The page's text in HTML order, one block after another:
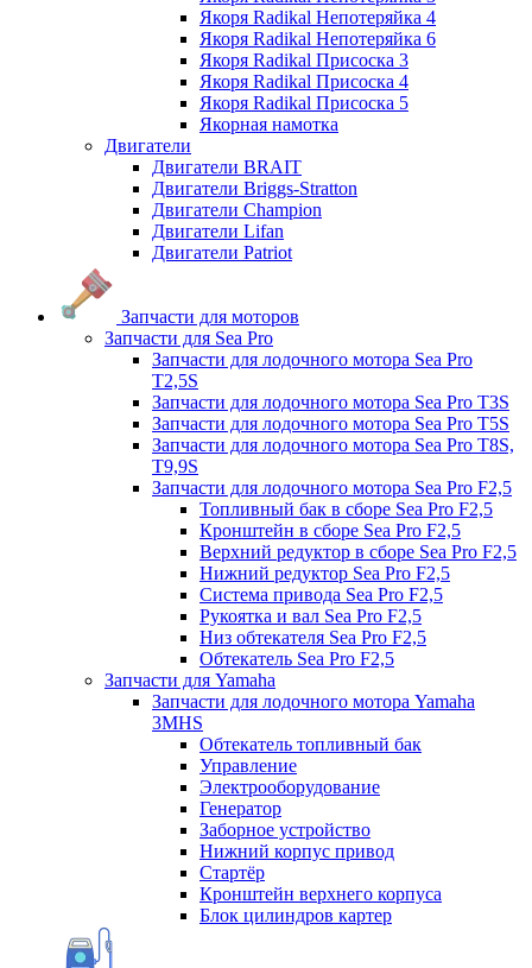
Якоря Radikal Непотеряйка 4
Якоря Radikal Непотеряйка 6
Якоря Radikal Присоска 3
Якоря Radikal Присоска 4
Якоря Radikal Присоска 5
Якорная намотка
Двигатели
Двигатели BRAIT
Двигатели Briggs-Stratton
Двигатели Champion
Двигатели Lifan
Двигатели Patriot
Запчасти для моторов
Запчасти для Sea Pro
Запчасти для лодочного мотора Sea Pro
Т2,5S
Запчасти для лодочного мотора Sea Pro Т3S
Запчасти для лодочного мотора Sea Pro Т5S
Запчасти для лодочного мотора Sea Pro Т8S,
T9,9S
Запчасти для лодочного мотора Sea Pro F2,5
Топливный бак в сборе Sea Pro F2,5
Кронштейн в сборе Sea Pro F2,5
Верхний редуктор в сборе Sea Pro F2,5
Нижний редуктор Sea Pro F2,5
Система привода Sea Pro F2,5
Рукоятка и вал Sea Pro F2,5
Низ обтекателя Sea Pro F2,5
Обтекатель Sea Pro F2,5
Запчасти для Yamaha
Запчасти для лодочного мотора Yamaha
3MHS
Обтекатель топливный бак
Управление
Электрооборудование
Генератор
Заборное устройство
Нижний корпус привод
Стартёр
Кронштейн верхнего корпуса
Блок цилиндров картер